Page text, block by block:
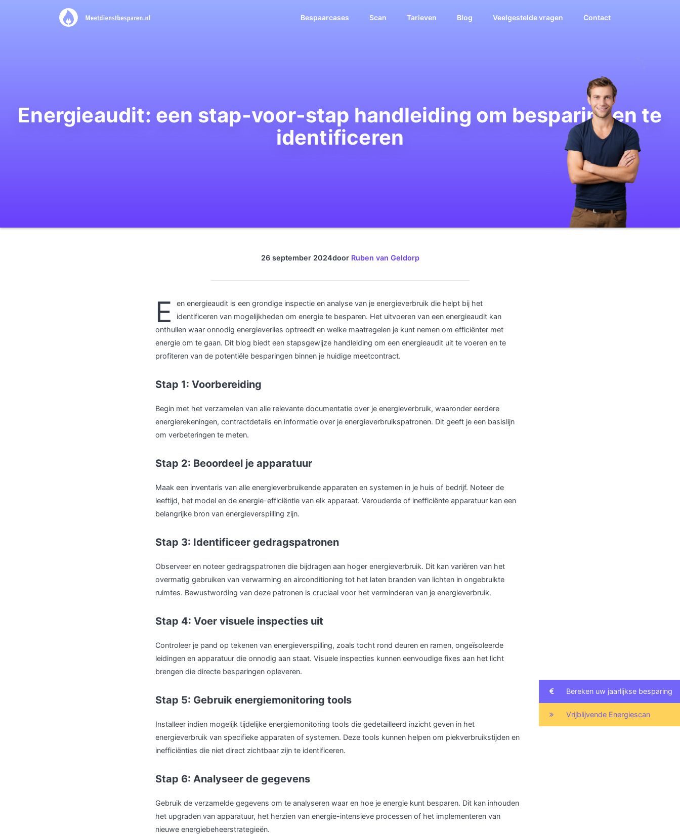
Bespaarcases Scan Tarieven Blog Veelgestelde vragen Contact
Energieaudit: een stap-voor-stap handleiding om besparingen te
identificeren
26 september 2024door Ruben van Geldorp
E
en energieaudit is een grondige inspectie en analyse van je energieverbruik die helpt bij het
identificeren van mogelijkheden om energie te besparen. Het uitvoeren van een energieaudit kan
onthullen waar onnodig energieverlies optreedt en welke maatregelen je kunt nemen om efficiënter met
energie om te gaan. Dit blog biedt een stapsgewijze handleiding om een energieaudit uit te voeren en te
profiteren van de potentiële besparingen binnen je huidige meetcontract.
Stap 1: Voorbereiding
Begin met het verzamelen van alle relevante documentatie over je energieverbruik, waaronder eerdere
energierekeningen, contractdetails en informatie over je energieverbruikspatronen. Dit geeft je een basislijn
om verbeteringen te meten.
Stap 2: Beoordeel je apparatuur
Maak een inventaris van alle energieverbruikende apparaten en systemen in je huis of bedrijf. Noteer de
leeftijd, het model en de energie-efficiëntie van elk apparaat. Verouderde of inefficiënte apparatuur kan een
belangrijke bron van energieverspilling zijn.
Stap 3: Identificeer gedragspatronen
Observeer en noteer gedragspatronen die bijdragen aan hoger energieverbruik. Dit kan variëren van het
overmatig gebruiken van verwarming en airconditioning tot het laten branden van lichten in ongebruikte
ruimtes. Bewustwording van deze patronen is cruciaal voor het verminderen van je energieverbruik.
Stap 4: Voer visuele inspecties uit
Controleer je pand op tekenen van energieverspilling, zoals tocht rond deuren en ramen, ongeïsoleerde
leidingen en apparatuur die onnodig aan staat. Visuele inspecties kunnen eenvoudige fixes aan het licht
brengen die directe besparingen opleveren.
Stap 5: Gebruik energiemonitoring tools
Installeer indien mogelijk tijdelijke energiemonitoring tools die gedetailleerd inzicht geven in het
energieverbruik van specifieke apparaten of systemen. Deze tools kunnen helpen om piekverbruikstijden en
inefficiënties die niet direct zichtbaar zijn te identificeren.
Stap 6: Analyseer de gegevens
Gebruik de verzamelde gegevens om te analyseren waar en hoe je energie kunt besparen. Dit kan inhouden
het upgraden van apparatuur, het herzien van energie-intensieve processen of het implementeren van
nieuwe energiebeheerstrategieën.
Bereken uw jaarlijkse besparing
Vrijblijvende Energiescan